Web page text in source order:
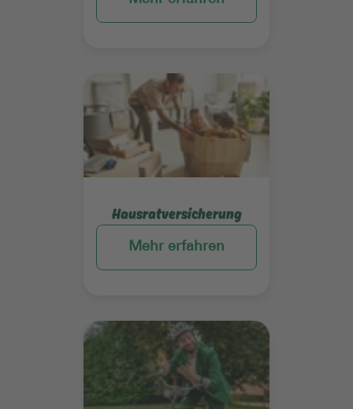
Hausratversicherung
Mehr erfahren
Mehr erfahren
Mehr erfahren